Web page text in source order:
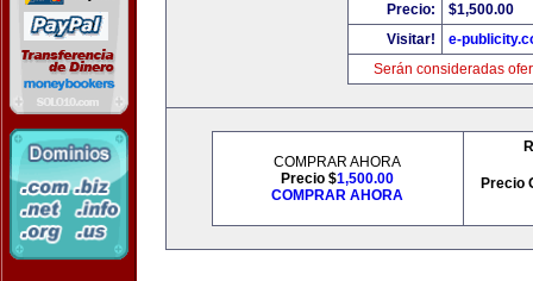
Precio:
$1,500.00
Visitar!
e-
Serán consideradas
COMPRAR AHORA
Precio $1,500.00
COMPRAR AHORA
Precio